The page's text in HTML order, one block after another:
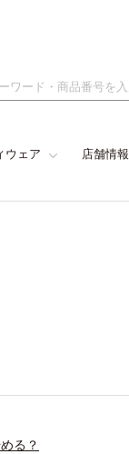
ウェア 店舗情報
る？